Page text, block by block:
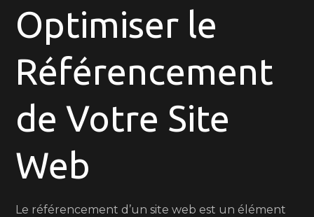
Pratique
pour
Référencer
Votre
Site
Web
Optimiser le
Référencement
de Votre Site
Web
Le référencement d’un site web est un élément